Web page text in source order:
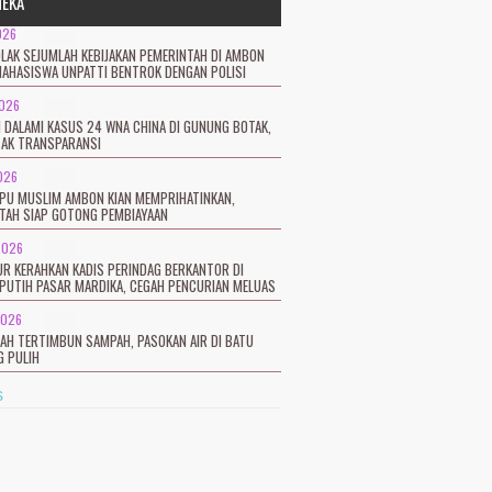
SEJUMLAH KEBIJAKAN PEMERINTAH DI AMBON
UNPATTI BENTROK DENGAN POLISI
KASUS 24 WNA CHINA DI GUNUNG BOTAK,
TRANSPARANSI
MUSLIM AMBON KIAN MEMPRIHATINKAN,
SIAP GOTONG PEMBIAYAAN
KERAHKAN KADIS PERINDAG BERKANTOR DI
PASAR MARDIKA, CEGAH PENCURIAN MELUAS
TERTIMBUN SAMPAH, PASOKAN AIR DI BATU
PULIH